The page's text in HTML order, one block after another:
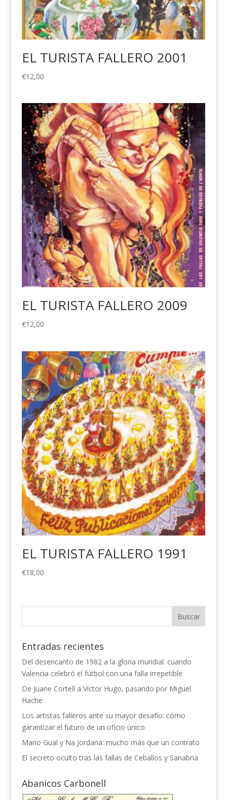
EL TURISTA FALLERO 2001
€12,00
EL TURISTA FALLERO 2009
€12,00
EL TURISTA FALLERO 1991
€18,00
Entradas recientes
Del desencanto de 1982 a la gloria mundial: cuando
Valencia celebró el fútbol con una falla irrepetible
De Juane Cortell a Víctor Hugo, pasando por Miguel
Hache
Los artistas falleros ante su mayor desafío: cómo
garantizar el futuro de un oficio único
Mario Gual y Na Jordana: mucho más que un contrato
El secreto oculto tras las fallas de Ceballos y Sanabria
Abanicos Carbonell